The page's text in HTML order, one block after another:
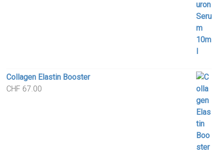
Collagen Elastin Booster
CHF 67.00